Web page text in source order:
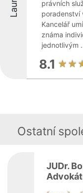
právních
poradenství
Kancelář
známa
jednotlivým
8.1
Ostatní
JUDr.